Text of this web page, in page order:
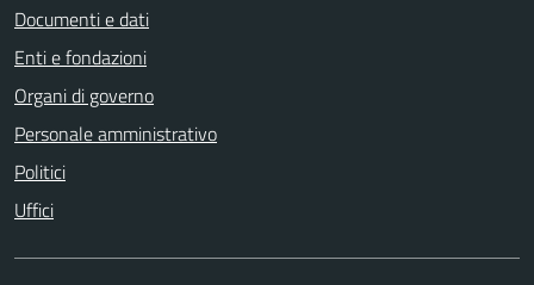
Documenti e dati
Enti e fondazioni
Organi di governo
Personale amministrativo
Politici
Uffici